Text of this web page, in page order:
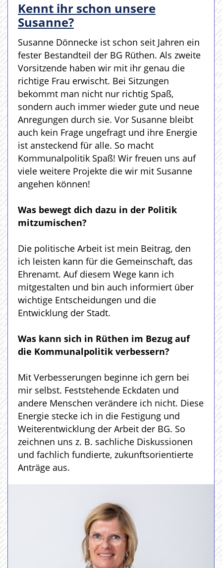
Kennt ihr schon unsere
Susanne?
Susanne Dönnecke ist schon seit Jahren ein
fester Bestandteil der BG Rüthen. Als zweite
Vorsitzende haben wir mit ihr genau die
richtige Frau erwischt. Bei Sitzungen
bekommt man nicht nur richtig Spaß,
sondern auch immer wieder gute und neue
Anregungen durch sie. Vor Susanne bleibt
auch kein Frage ungefragt und ihre Energie
ist ansteckend für alle. So macht
Kommunalpolitik Spaß! Wir freuen uns auf
viele weitere Projekte die wir mit Susanne
angehen können!
Was bewegt dich dazu in der Politik
mitzumischen?
Die politische Arbeit ist mein Beitrag, den
ich leisten kann für die Gemeinschaft, das
Ehrenamt. Auf diesem Wege kann ich
mitgestalten und bin auch informiert über
wichtige Entscheidungen und die
Entwicklung der Stadt.
Was kann sich in Rüthen im Bezug auf
die Kommunalpolitik verbessern?
Mit Verbesserungen beginne ich gern bei
mir selbst. Feststehende Eckdaten und
andere Menschen verändere ich nicht. Diese
Energie stecke ich in die Festigung und
Weiterentwicklung der Arbeit der BG. So
zeichnen uns z. B. sachliche Diskussionen
und fachlich fundierte, zukunftsorientierte
Anträge aus.